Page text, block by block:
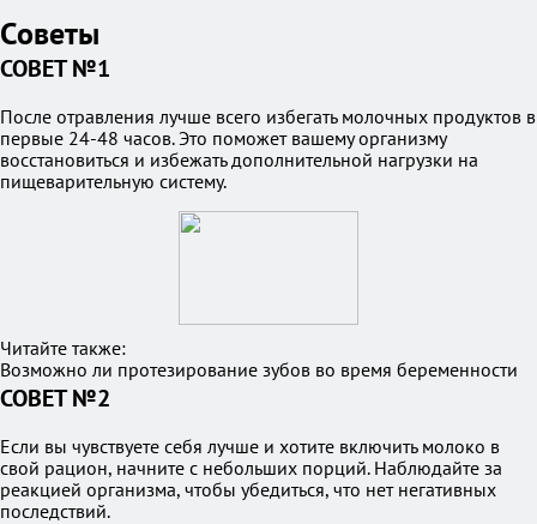
Советы
СОВЕТ №1
После отравления лучше всего избегать молочных продуктов в
первые 24-48 часов. Это поможет вашему организму
восстановиться и избежать дополнительной нагрузки на
пищеварительную систему.
Читайте также:
Возможно ли протезирование зубов во время беременности
СОВЕТ №2
Если вы чувствуете себя лучше и хотите включить молоко в
свой рацион, начните с небольших порций. Наблюдайте за
реакцией организма, чтобы убедиться, что нет негативных
последствий.